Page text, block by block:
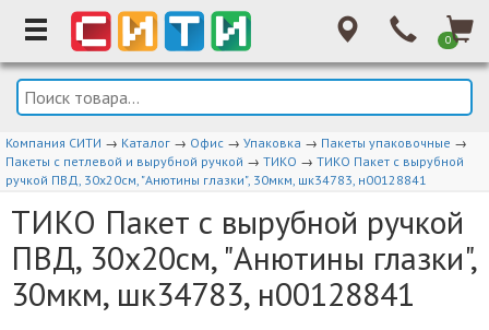
0
Компания СИТИ → Каталог → Офис → Упаковка → Пакеты упаковочные →
Пакеты с петлевой и вырубной ручкой → ТИКО → ТИКО Пакет с вырубной
ручкой ПВД, 30х20см, "Анютины глазки", 30мкм, шк34783, н00128841
ТИКО Пакет с вырубной ручкой
ПВД, 30х20см, "Анютины глазки",
30мкм, шк34783, н00128841